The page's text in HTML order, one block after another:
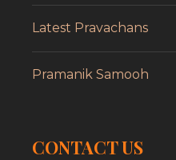
Latest Pravachans
Pramanik Samooh
CONTACT US